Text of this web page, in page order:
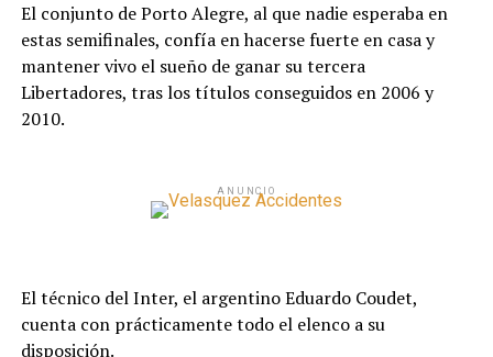
El conjunto de Porto Alegre, al que nadie esperaba en
estas semifinales, confía en hacerse fuerte en casa y
mantener vivo el sueño de ganar su tercera
Libertadores, tras los títulos conseguidos en 2006 y
2010.
ANUNCIO
El técnico del Inter, el argentino Eduardo Coudet,
cuenta con prácticamente todo el elenco a su
disposición.